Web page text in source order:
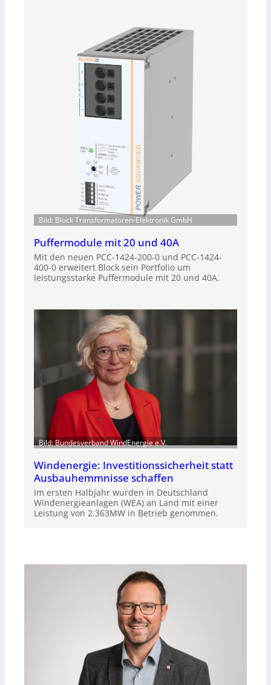
Bild: Block Transformatoren-Elektronik GmbH
Puffermodule mit 20 und 40A
Mit den neuen PCC-1424-200-0 und PCC-1424-
400-0 erweitert Block sein Portfolio um
leistungsstarke Puffermodule mit 20 und 40A.
Bild: Bundesverband WindEnergie e.V.
Windenergie: Investitionssicherheit statt
Ausbauhemmnisse schaffen
Im ersten Halbjahr wurden in Deutschland
Windenergieanlagen (WEA) an Land mit einer
Leistung von 2.363MW in Betrieb genommen.